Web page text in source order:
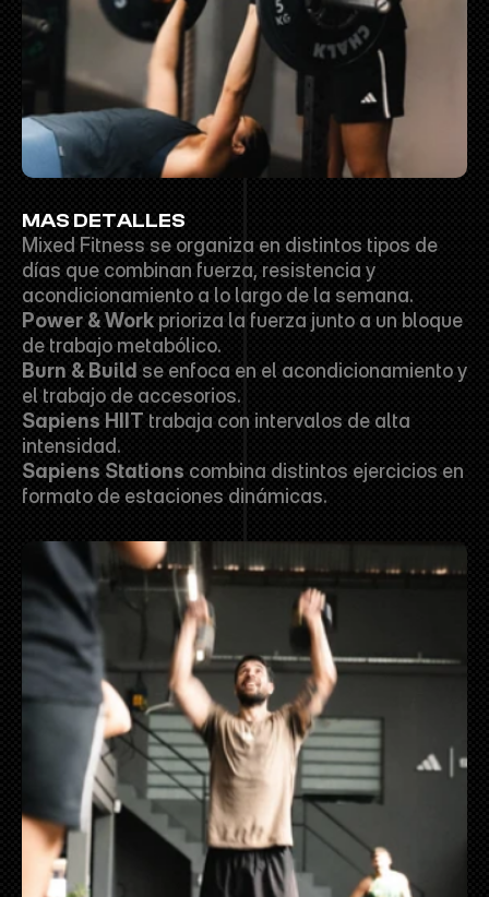
MAS DETALLES
Mixed Fitness se organiza en distintos tipos de
días que combinan fuerza, resistencia y
acondicionamiento a lo largo de la semana.
Power & Work prioriza la fuerza junto a un bloque
de trabajo metabólico.
Burn & Build se enfoca en el acondicionamiento y
el trabajo de accesorios.
Sapiens HIIT trabaja con intervalos de alta
intensidad.
Sapiens Stations combina distintos ejercicios en
formato de estaciones dinámicas.